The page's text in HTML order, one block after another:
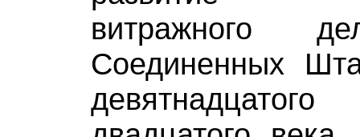
витражного
Соединенных